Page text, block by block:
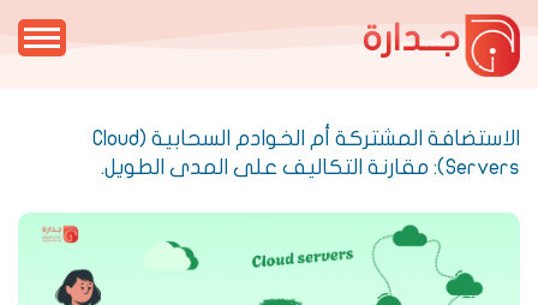
جــدارة
الاستضافة المشتركة أم الخوادم السحابية (Cloud
Servers): مقارنة التكاليف على المدى الطويل.